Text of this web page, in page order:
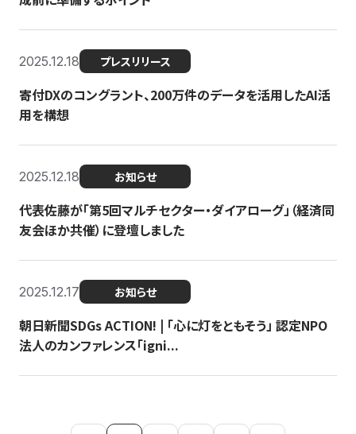
2025.12.18 プレスリリース
寄付DXのコングラント、200万件のデータを活用したAI活
用を構想
2025.12.18 お知らせ
代表佐藤が「第5回マルチセクター・ダイアローグ」（経済同
友会ほか共催）に登壇しました
2025.12.17 お知らせ
朝日新聞SDGs ACTION! | 「心に灯をともそう」 認定NPO
法人のカンファレンス「igni...